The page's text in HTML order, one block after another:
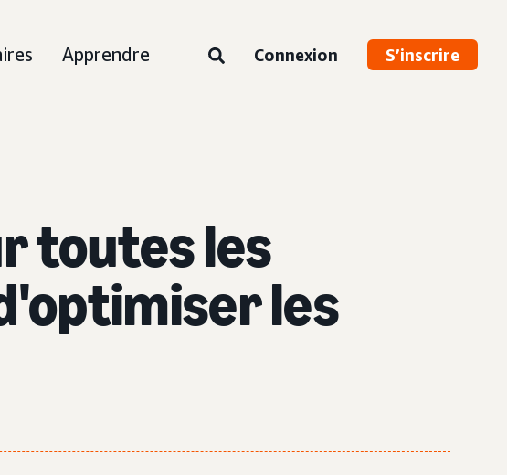
Apprendre Connexion S’inscrire
toutes les
les